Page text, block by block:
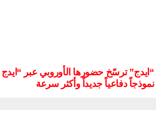
“ايدج” ترسّخ حضورها الأوروبي عبر
نموذجاً دفاعياً جديداً وأكثر سرعة